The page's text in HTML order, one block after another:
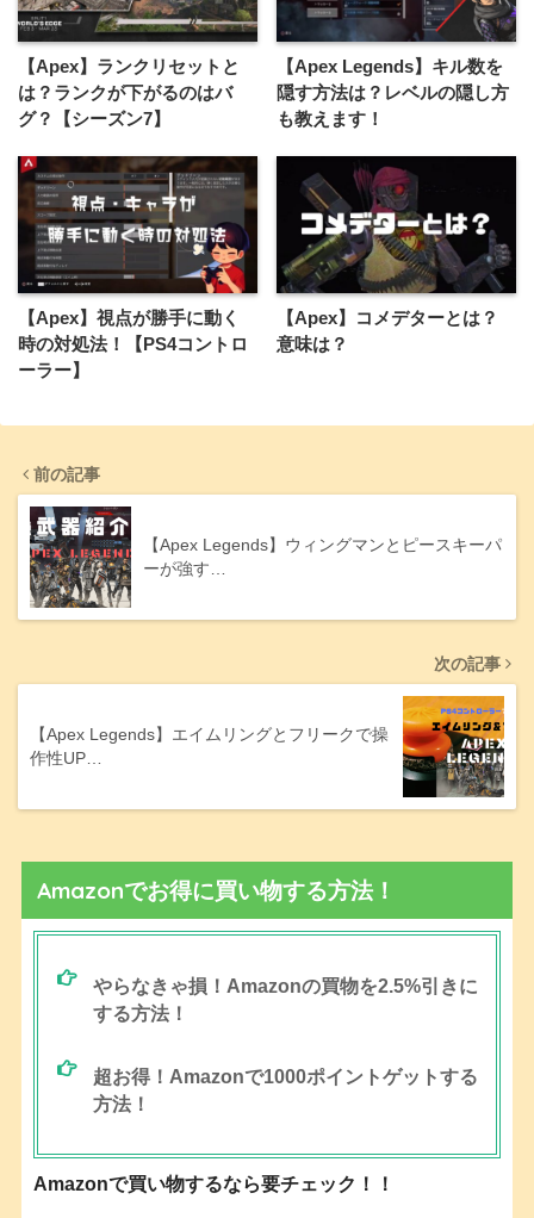
【Apex】ランクリセットと
は？ランクが下がるのはバ
グ？【シーズン7】
【Apex Legends】キル数を
隠す方法は？レベルの隠し方
も教えます！
【Apex】視点が勝手に動く
時の対処法！【PS4コントロ
ーラー】
【Apex】コメデターとは？
意味は？
前の記事
【Apex Legends】ウィングマンとピースキーパ
ーが強す…
次の記事
【Apex Legends】エイムリングとフリークで操
作性UP…
Amazonでお得に買い物する方法！
やらなきゃ損！Amazonの買物を2.5%引きに
する方法！
超お得！Amazonで1000ポイントゲットする
方法！
Amazonで買い物するなら要チェック！！